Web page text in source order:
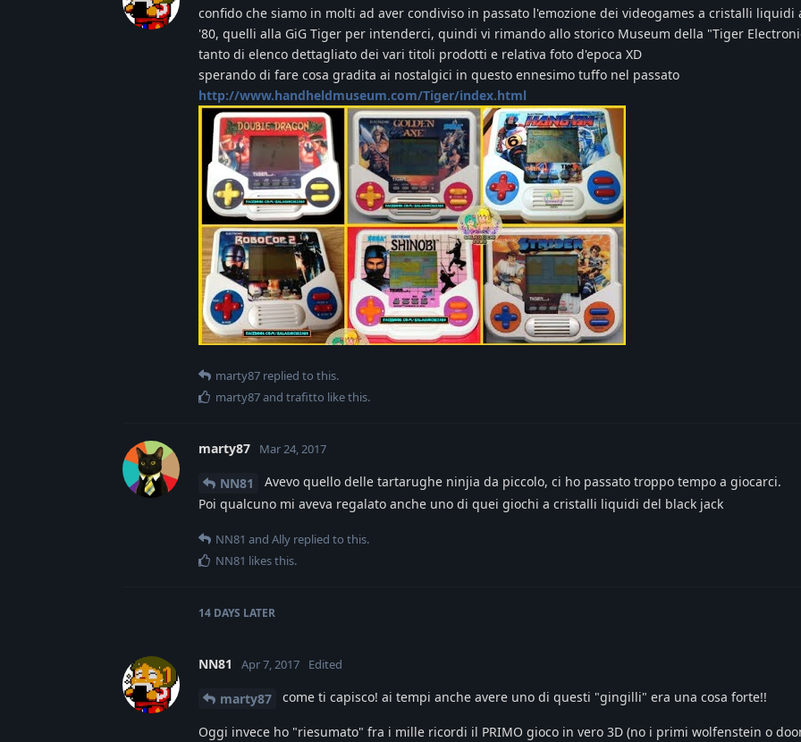
confido che siamo in molti ad aver condiviso in passato l'emozione dei videogames a cristalli liquidi
'80, quelli alla GiG Tiger per intenderci, quindi vi rimando allo storico Museum della "Tiger
tanto di elenco dettagliato dei vari titoli prodotti e relativa foto d'epoca XD
sperando di fare cosa gradita ai nostalgici in questo ennesimo tuffo nel passato
http://www.handheldmuseum.com/Tiger/index.html
marty87 replied to this.
marty87and trafitto like this.
marty87 Mar 24, 2017
NN81
Avevo quello delle tartarughe ninjia da piccolo, ci ho passato troppo tempo a giocarci.
Poi qualcuno mi aveva regalato anche uno di quei giochi a cristalli liquidi del black jack
NN81 and Ally replied to this.
NN81 likes this.
14 DAYS LATER
NN81 Apr 7, 2017 Edited
marty87 come ti capisco! ai tempi anche avere uno di questi "gingilli" era una cosa forte!!
Oggi invece ho "riesumato" fra i mille ricordi il PRIMO gioco in vero 3D (no i primi wolfenstein o